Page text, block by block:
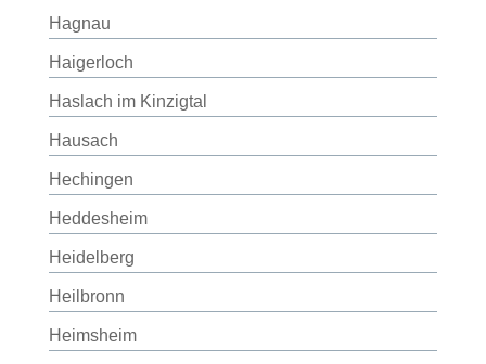
Hagnau
Haigerloch
Haslach im Kinzigtal
Hausach
Hechingen
Heddesheim
Heidelberg
Heilbronn
Heimsheim